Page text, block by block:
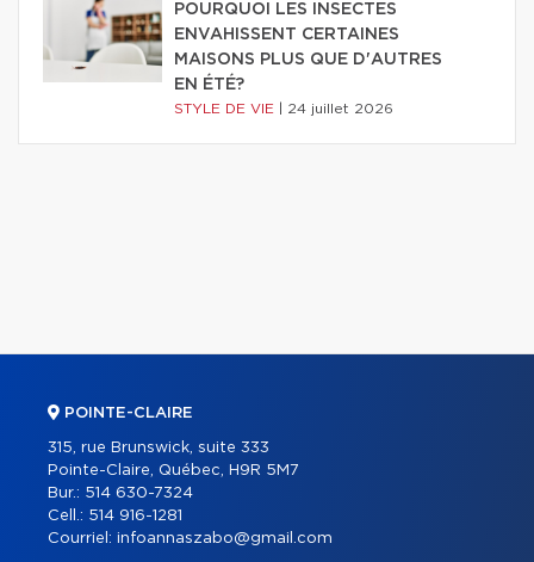
POURQUOI LES INSECTES
ENVAHISSENT CERTAINES
MAISONS PLUS QUE D'AUTRES
EN ÉTÉ?
STYLE DE VIE 24 juillet 2026
POINTE-CLAIRE
315, rue Brunswick, suite 333
Pointe-Claire, Québec, H9R 5M7
Bur.: 514 630-7324
Cell.: 514 916-1281
Courriel: infoannaszabo@gmail.com